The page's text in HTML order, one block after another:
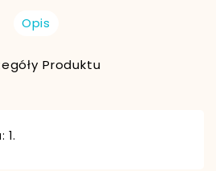
Opis
Produktu
1.